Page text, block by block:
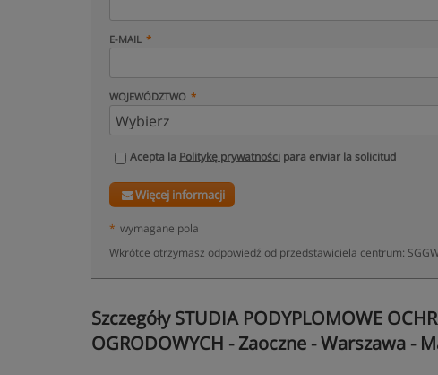
E-MAIL
WOJEWÓDZTWO
Acepta la Politykę prywatności para enviar la solicitud
Więcej informacji
* wymagane pola
Wkrótce otrzymasz odpowiedź od przedstawiciela centrum:
Szczegóły STUDIA PODYPLOMOWE
OGRODOWYCH - Zaoczne - Warszawa -